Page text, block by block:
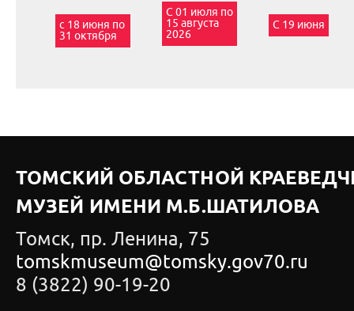
с 18 июня по
31 октября
С 01 июля по
15 августа
2026
С 19 июня
ТОМСКИЙ ОБЛАСТНОЙ
МУЗЕЙ ИМЕНИ М.Б.ШАТИЛОВА
Томск, пр. Ленина, 75
tomskmuseum@tomsky.gov70.ru
8 (3822) 90-19-20